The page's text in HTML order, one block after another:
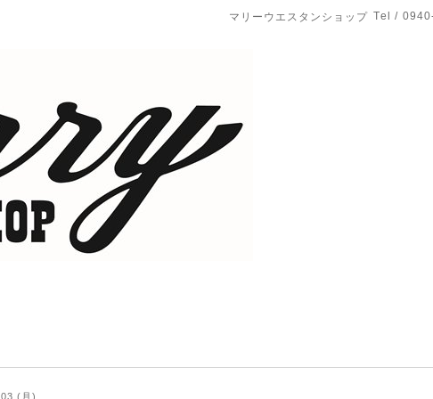
マリーウエスタンショップ Tel /
(月)